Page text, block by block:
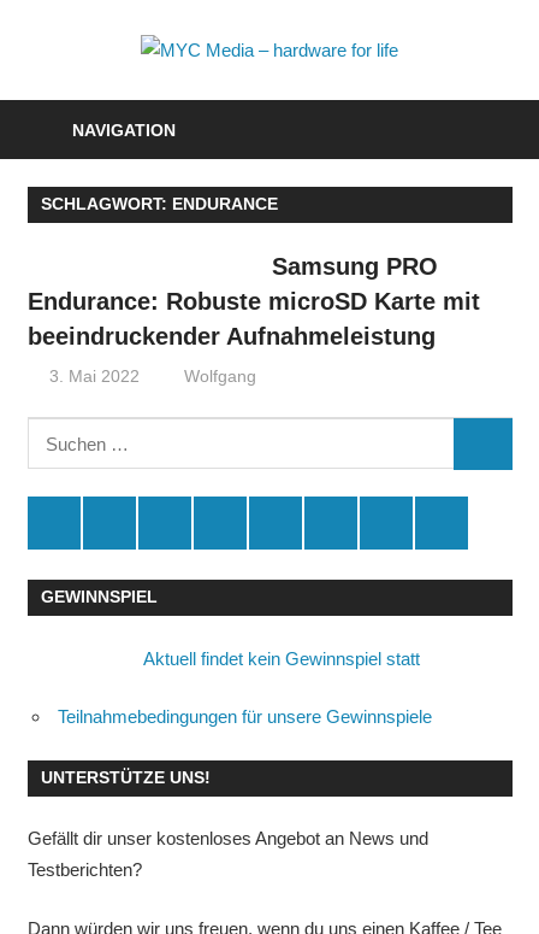
Media
–
for
life
NAVIGATION
SCHLAGWORT: ENDURANCE
Samsung PRO
Endurance: Robuste microSD Karte mit
beeindruckender Aufnahmeleistung
3. Mai 2022 Wolfgang
Suchen
nach:
GEWINNSPIEL
Aktuell findet kein Gewinnspiel statt
Teilnahmebedingungen für unsere Gewinnspiele
UNTERSTÜTZE UNS!
Gefällt dir unser kostenloses Angebot an News und
Testberichten?
Dann würden wir uns freuen, wenn du uns einen Kaffee / Tee